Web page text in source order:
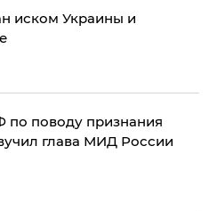
иском Украины и
поводу признания
глава МИД России